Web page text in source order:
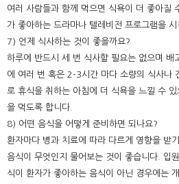
여러 사람들과 함께 먹으면 식욕이 더 좋아질
가 좋아하는 드라마나 텔레비전 프로그램을
7) 언제 식사하는 것이 좋을까요?
하루에 반드시 세 번 식사할 필요는 없으며 배
에 여러 번 혹은 2-3시간 마다 소량의 식사나
로 휴식을 취하는 아침에 더 식욕을 느낄 수
을 먹도록 합니다.
8) 어떤 음식을 어떻게 준비하면 되나요?
환자마다 병과 치료에 따라 다르게 영향을 받
음식이 무엇인지 물어보는 것이 좋습니다. 입
식이 환자가 좋아하는 음식이 아닌 경우에는